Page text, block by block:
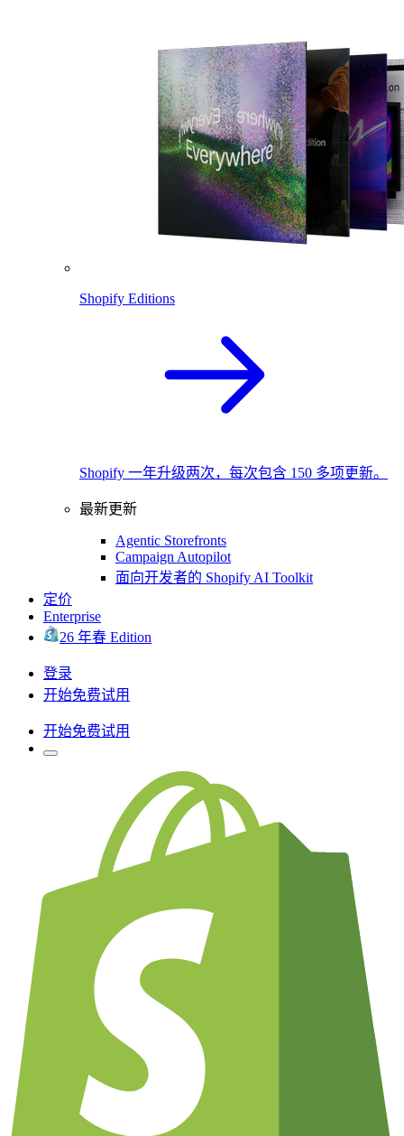
Shopify Editions
Shopify 一年升级两次，每次包含 150 多项更新。
最新更新
Agentic Storefronts
Campaign Autopilot
面向开发者的 Shopify AI Toolkit
定价
Enterprise
26 年春 Edition
登录
开始免费试用
开始免费试用